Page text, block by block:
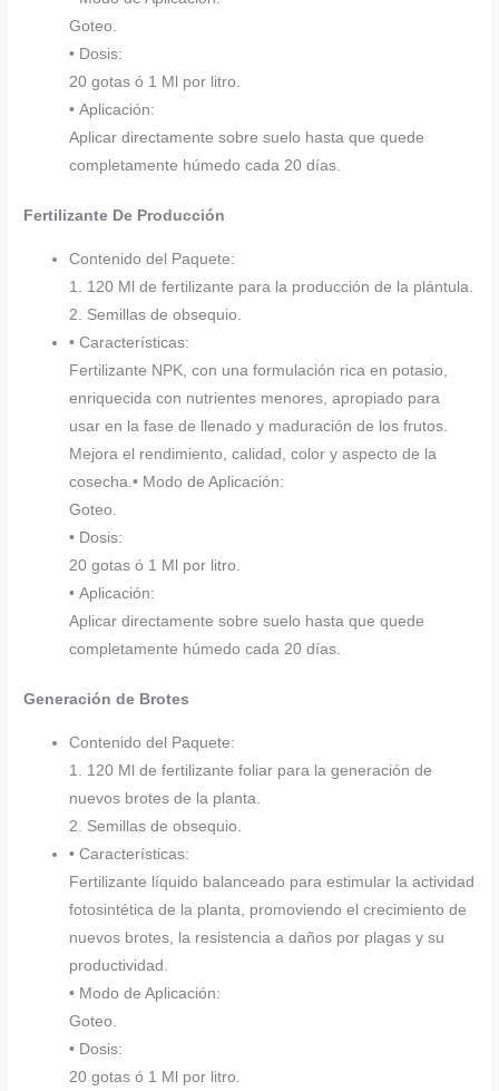
Goteo.
• Dosis:
20 gotas ó 1 Ml por litro.
• Aplicación:
Aplicar directamente sobre suelo hasta que quede
completamente húmedo cada 20 días.
Fertilizante De Producción
Contenido del Paquete:
1. 120 Ml de fertilizante para la producción de la plántula.
2. Semillas de obsequio.
• Características:
Fertilizante NPK, con una formulación rica en potasio,
enriquecida con nutrientes menores, apropiado para
usar en la fase de llenado y maduración de los frutos.
Mejora el rendimiento, calidad, color y aspecto de la
cosecha.• Modo de Aplicación:
Goteo.
• Dosis:
20 gotas ó 1 Ml por litro.
• Aplicación:
Aplicar directamente sobre suelo hasta que quede
completamente húmedo cada 20 días.
Generación de Brotes
Contenido del Paquete:
1. 120 Ml de fertilizante foliar para la generación de
nuevos brotes de la planta.
2. Semillas de obsequio.
• Características:
Fertilizante líquido balanceado para estimular la actividad
fotosintética de la planta, promoviendo el crecimiento de
nuevos brotes, la resistencia a daños por plagas y su
productividad.
• Modo de Aplicación:
Goteo.
• Dosis:
20 gotas ó 1 Ml por litro.